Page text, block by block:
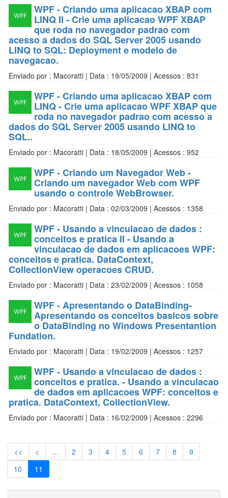
WPF - Criando uma aplicacao XBAP com
LINQ II - Crie uma aplicacao WPF XBAP
que roda no navegador padrao com
acesso a dados do SQL Server 2005 usando
LINQ to SQL: Deployment e modelo de
navegacao.
Enviado por : Macoratti | Data : 19/05/2009 | Acessos : 831
WPF - Criando uma aplicacao XBAP com
LINQ - Crie uma aplicacao WPF XBAP que
roda no navegador padrao com acesso a
dados do SQL Server 2005 usando LINQ to
SQL..
Enviado por : Macoratti | Data : 18/05/2009 | Acessos : 952
WPF - Criando um Navegador Web -
Criando um navegador Web com WPF
usando o controle WebBrowser.
Enviado por : Macoratti | Data : 02/03/2009 | Acessos : 1358
WPF - Usando a vinculacao de dados :
conceitos e pratica II - Usando a
vinculacao de dados em aplicacoes WPF:
conceitos e pratica. DataContext,
CollectionView operacoes CRUD.
Enviado por : Macoratti | Data : 23/02/2009 | Acessos : 1058
WPF - Apresentando o DataBinding-
Apresentando os conceitos basicos sobre
o DataBinding no Windows Presentantion
Fundation.
Enviado por : Macoratti | Data : 19/02/2009 | Acessos : 1257
WPF - Usando a vinculacao de dados :
conceitos e pratica. - Usando a vinculacao
de dados em aplicacoes WPF: conceitos e
pratica. DataContext, CollectionView.
Enviado por : Macoratti | Data : 16/02/2009 | Acessos : 2296
<< < … 2 3 4 5 6 7 8
9
10
11